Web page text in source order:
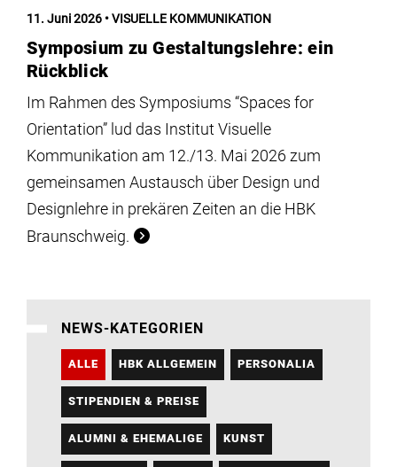
Institute
Infrastruktur
Aktuelles
meinstudium
11. Juni 2026 VISUELLE KOMMUNIKATION
Symposium zu Gestaltungslehre: ein
Rückblick
Im Rahmen des Symposiums “Spaces for
Orientation” lud das Institut Visuelle
Kommunikation am 12./13. Mai 2026 zum
gemeinsamen Austausch über Design und
Designlehre in prekären Zeiten an die HBK
Braunschweig.
NEWS-KATEGORIEN
ALLE HBK ALLGEMEIN PERSONALIA
STIPENDIEN & PREISE
ALUMNI & EHEMALIGE KUNST